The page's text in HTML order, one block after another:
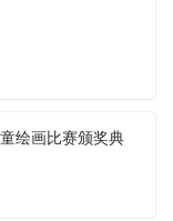
绘画比赛颁奖典